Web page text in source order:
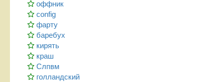
оффник
config
фарту
баребух
кирять
краш
Слпвм
голландский